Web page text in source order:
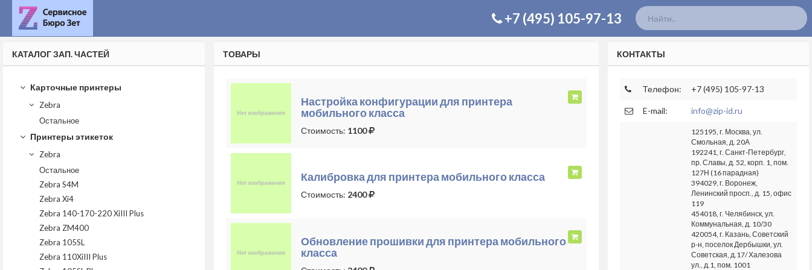
+7 (495) 105-97-13
КАТАЛОГ ЗАП. ЧАСТЕЙ
Карточные принтеры
Zebra
Остальное
Принтеры этикеток
Zebra
Остальное
Zebra S4M
Zebra Xi4
Zebra 140-170-220 XiIII Plus
Zebra ZM400
Zebra 105SL
Zebra 110XiIII Plus
ТОВАРЫ
Настройка конфигурации для принтера
мобильного класса
Стоимость: 1100
Калибровка для принтера мобильного класса
Стоимость: 2400
Обновление прошивки для принтера мобильного
класса
КОНТАКТЫ
Телефон: +7 (495) 105-97-13
E-mail: info@zip-id.ru
125195, г. Москва, ул.
Смольная, д. 20А
192241, г. Санкт-Петербург,
пр. Славы, д. 52, корп. 1, пом.
127Н (16 парадная)
394029, г. Воронеж,
Ленинский просп., д. 15, офис
119
454018, г. Челябинск, ул.
Коммунальная, д. 10/30
420054, г. Казань, Советский
р-н, поселок Дербышки, ул.
Советская, д.17/ Халезова
ул., д.1, пом. 1001